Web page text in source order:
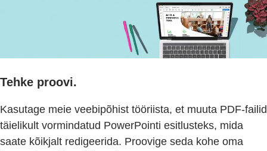
Tehke proovi.
Kasutage meie veebipõhist tööriista, et muuta PDF-failid
täielikult vormindatud PowerPointi esitlusteks, mida
saate kõikjalt redigeerida. Proovige seda kohe oma